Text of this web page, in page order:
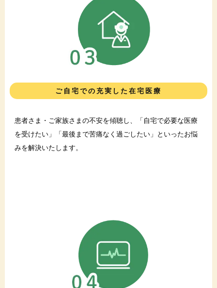
ご自宅での充実した在宅医療
患者さま・ご家族さまの不安を傾聴し、「自宅で必要な医療
を受けたい」「最後まで苦痛なく過ごしたい」といったお悩
みを解決いたします。